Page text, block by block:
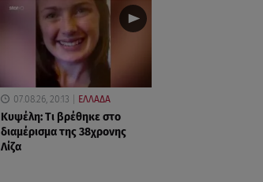
07.08.26, 20:13 ΕΛΛΑΔΑ
Κυψέλη: Tι βρέθηκε στο
διαμέρισμα της 38χρονης
Λίζα